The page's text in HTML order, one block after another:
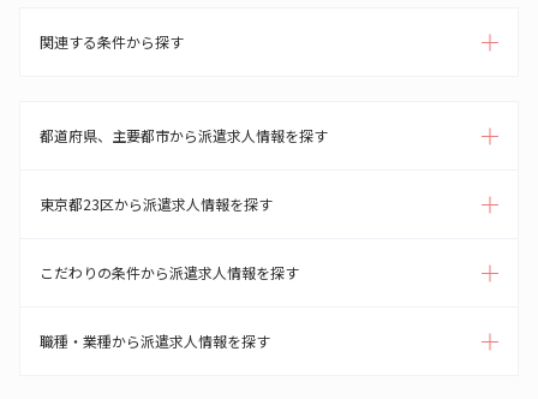
関連する条件から探す
都道府県、主要都市から派遣求人情報を探す
東京都23区から派遣求人情報を探す
こだわりの条件から派遣求人情報を探す
職種・業種から派遣求人情報を探す